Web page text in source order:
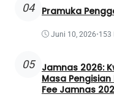
04 Pramuka
Juni 10, 2026•153
05
Jamnas 2026:
Masa
Fee Jamnas